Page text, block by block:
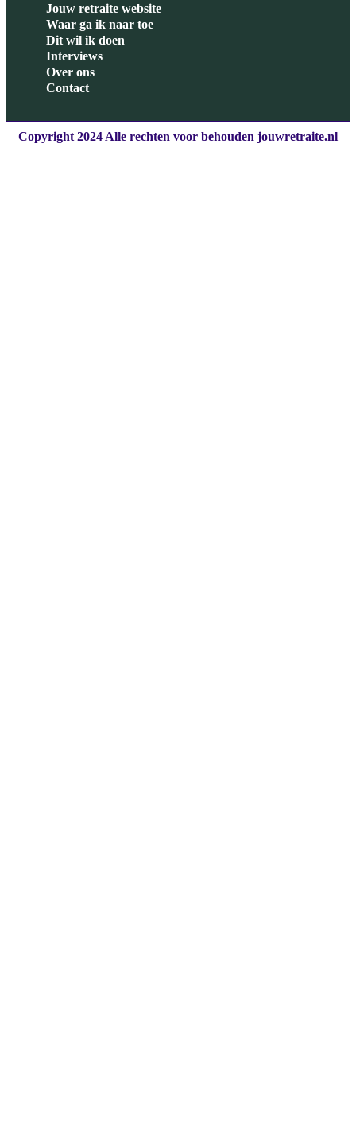
Jouw retraite website
Waar ga ik naar toe
Dit wil ik doen
Interviews
Over ons
Contact
Copyright 2024 Alle rechten voor behouden jouwretraite.nl